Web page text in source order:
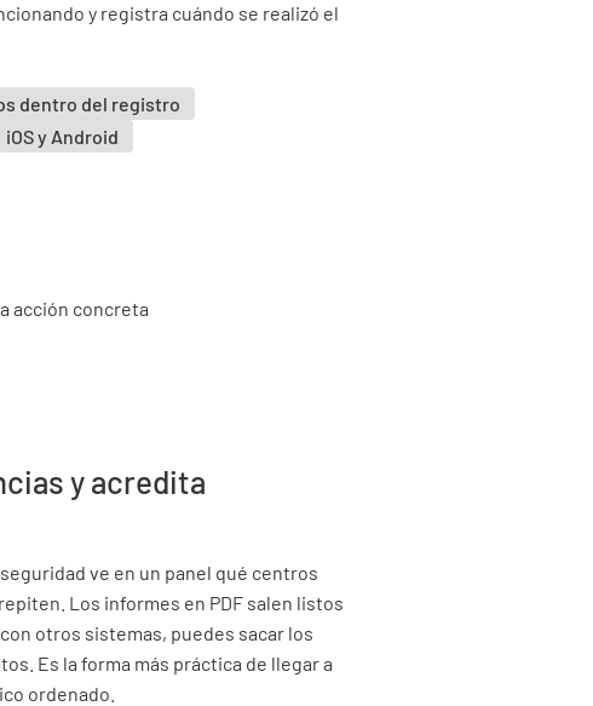
y registra cuándo se realizó el
dentro del registro
iOS y Android
y acredita
ve en un panel qué centros
Los informes en PDF salen listos
otros sistemas, puedes sacar los
Es la forma más práctica de llegar a
ordenado.